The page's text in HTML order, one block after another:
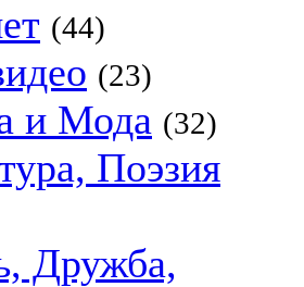
(44)
(23)
и Мода (32)
Поэзия
Дружба,